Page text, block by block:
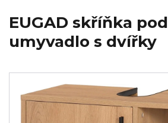
EUGAD skříňka pod
umyvadlo s dvířky